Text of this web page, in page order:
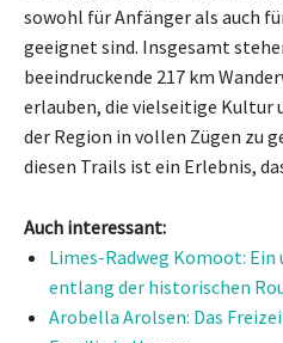
sowohl für Anfänger als auch
geeignet sind. Insgesamt
beeindruckende 217 km
erlauben, die vielseitige Kultur
der Region in vollen Zügen zu
diesen Trails ist ein Erlebnis,
Auch interessant:
Limes-Radweg Komoot:
entlang der historischen
Arobella Arolsen: Das